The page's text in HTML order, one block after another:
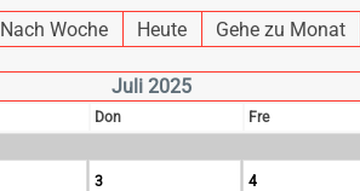
Nach Woche Heute Gehe zu Monat
Juli 2025
Don Fre
3 4